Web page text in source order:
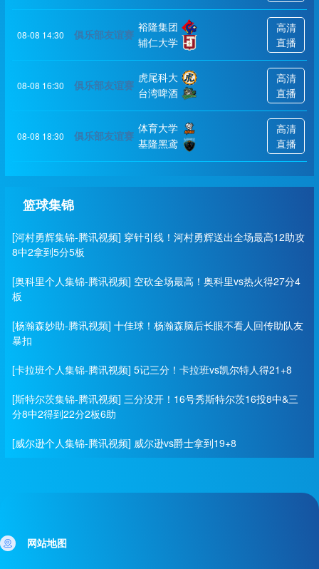
08-08 14:30 俱乐部友谊赛
裕隆集团
辅仁大学
高清
直播
08-08 16:30 俱乐部友谊赛
虎尾科大
台湾啤酒
高清
直播
08-08 18:30 俱乐部友谊赛
体育大学
基隆黑鸢
高清
直播
篮球集锦
[河村勇辉集锦-腾讯视频] 穿针引线！河村勇辉送出全场最高12助攻
8中2拿到5分5板
[奥科里个人集锦-腾讯视频] 空砍全场最高！奥科里vs热火得27分4
板
[杨瀚森妙助-腾讯视频] 十佳球！杨瀚森脑后长眼不看人回传助队友
暴扣
[卡拉班个人集锦-腾讯视频] 5记三分！卡拉班vs凯尔特人得21+8
[斯特尔茨集锦-腾讯视频] 三分没开！16号秀斯特尔茨16投8中&三
分8中2得到22分2板6助
[威尔逊个人集锦-腾讯视频] 威尔逊vs爵士拿到19+8
网站地图